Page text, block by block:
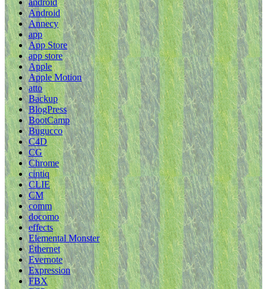
Android
Annecy
app
App Store
app store
Apple
Apple Motion
atto
Backup
BlogPress
BootCamp
Bugucco
C4D
CG
Chrome
cintiq
CLIE
CM
comm
docomo
effects
Elemental Monster
Ethernet
Evernote
Expression
FBX